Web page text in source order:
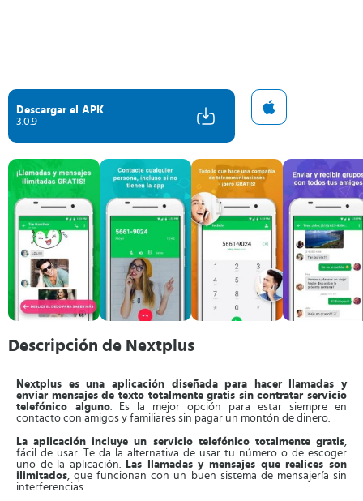
Descargar el APK
3.0.9
Descripción de Nextplus
Nextplus es una aplicación diseñada para hacer llamadas y
enviar mensajes de texto totalmente gratis sin contratar servicio
telefónico alguno. Es la mejor opción para estar siempre en
contacto con amigos y familiares sin pagar un montón de dinero.
La aplicación incluye un servicio telefónico totalmente gratis,
fácil de usar. Te da la alternativa de usar tu número o de escoger
uno de la aplicación.
Las llamadas y mensajes que realices son
ilimitados, que funcionan con un buen sistema de mensajería sin
interferencias.